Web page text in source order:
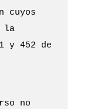
cuyos
la
y 452 de
no